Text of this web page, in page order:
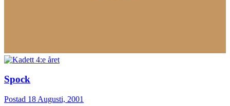
Spock
Postad 18 Augusti, 2001